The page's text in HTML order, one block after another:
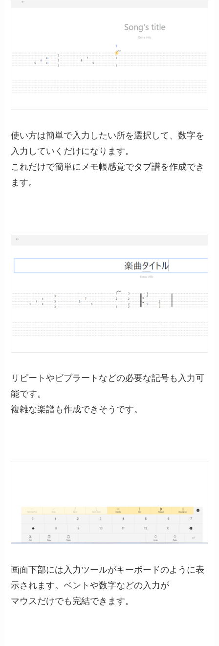
使い方は簡単で入力したい所を選択して、数字を
入力していくだけになります。
これだけで簡単にメモ帳感覚でタブ譜を作成でき
ます。
リピートやビブラートなどの必要な記号も入力可
能です。
複雑な楽譜も作成できそうです。
画面下部には入力ツールがキーボードのように表
示されます。ベントや数字などの入力が
マウスだけでも完結できます。